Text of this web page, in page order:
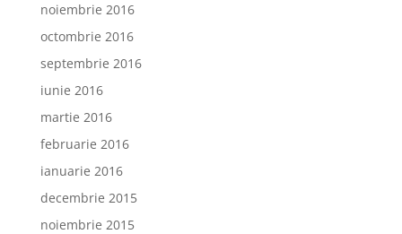
noiembrie 2016
octombrie 2016
septembrie 2016
iunie 2016
martie 2016
februarie 2016
ianuarie 2016
decembrie 2015
noiembrie 2015